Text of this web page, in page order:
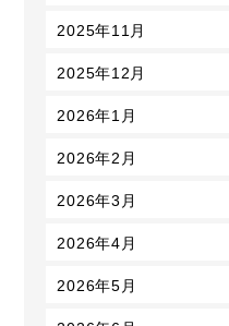
2025年11月
2025年12月
2026年1月
2026年2月
2026年3月
2026年4月
2026年5月